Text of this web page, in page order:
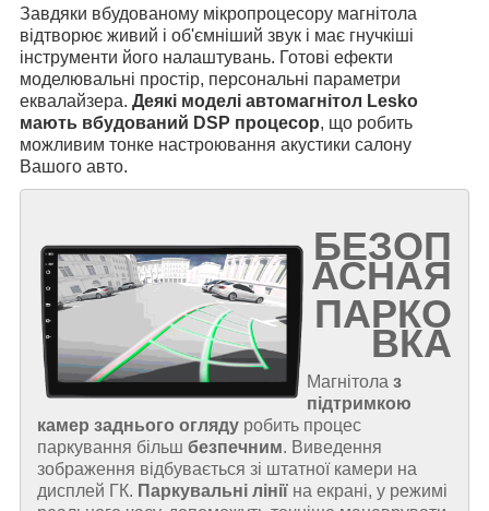
Завдяки вбудованому мікропроцесору магнітола
відтворює живий і об'ємніший звук і має гнучкіші
інструменти його налаштувань. Готові ефекти
моделювальні простір, персональні параметри
еквалайзера. Деякі моделі автомагнітол Lesko
мають вбудований DSP процесор, що робить
можливим тонке настроювання акустики салону
Вашого авто.
БЕЗОП
АСНАЯ
ПАРКО
ВКА
Магнітола з
підтримкою
камер заднього огляду робить процес
паркування більш безпечним. Виведення
зображення відбувається зі штатної камери на
дисплей ГК. Паркувальні лінії на екрані, у режимі